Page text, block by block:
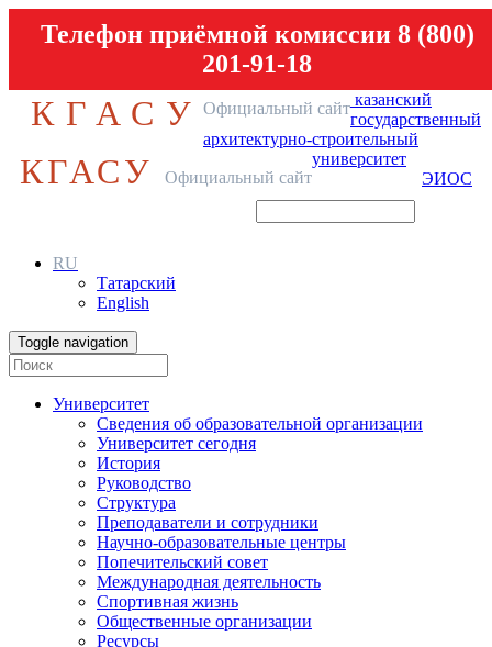
Телефон приёмной комиссии 8 (800)
201-91-18
КГАСУ Официальный сайт казанский
государственный
архитектурно-строительный
университет
КГАСУ Официальный сайт ЭИОС
RU
Татарский
English
Toggle navigation
Университет
Сведения об образовательной организации
Университет сегодня
История
Руководство
Структура
Преподаватели и сотрудники
Научно-образовательные центры
Попечительский совет
Международная деятельность
Спортивная жизнь
Общественные организации
Ресурсы